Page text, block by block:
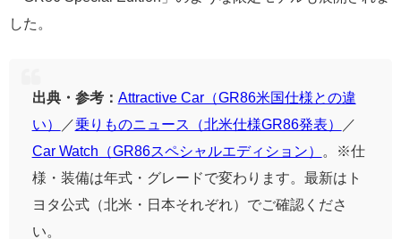
した。
出典・参考： Attractive Car（GR86米国仕様との違
い）
／乗りものニュース（北米仕様GR86発表）
／
Car Watch（GR86スペシャルエディション）
。※仕
様・装備は年式・グレードで変わります。最新はト
ヨタ公式（北米・日本それぞれ）でご確認くださ
い。